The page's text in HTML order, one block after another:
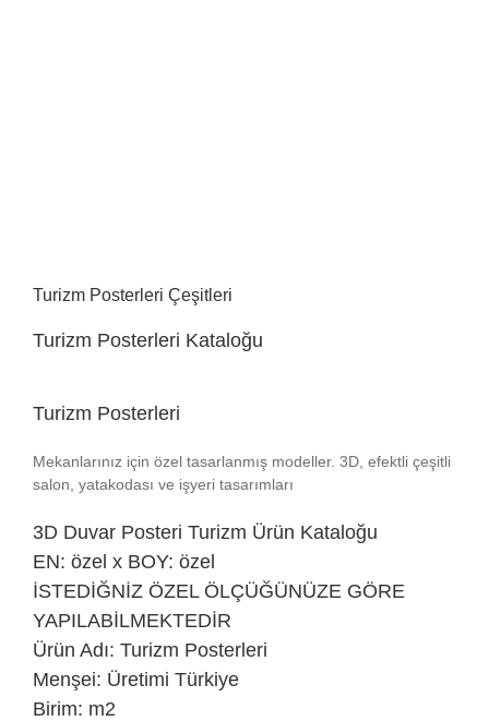
Turizm Posterleri Çeşitleri
Turizm Posterleri Kataloğu
Turizm Posterleri
Mekanlarınız için özel tasarlanmış modeller. 3D, efektli çeşitli
salon, yatakodası ve işyeri tasarımları
3D Duvar Posteri Turizm Ürün Kataloğu
EN: özel x BOY: özel
İSTEDİĞNİZ ÖZEL ÖLÇÜĞÜNÜZE GÖRE
YAPILABİLMEKTEDİR
Ürün Adı: Turizm Posterleri
Menşei: Üretimi Türkiye
Birim: m2